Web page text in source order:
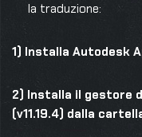
la traduzione:
1) Installa Autodesk
2) Installa il gestore
(v11.19.4) dalla